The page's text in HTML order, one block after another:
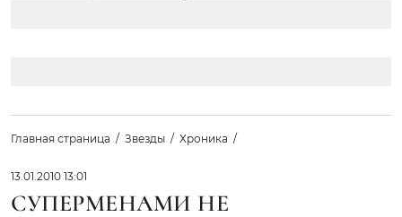
Главная страница Звезды Хроника
13.01.2010 13:01
СУПЕРМЕНАМИ НЕ